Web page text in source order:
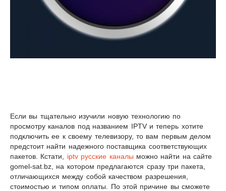
Если вы тщательно изучили новую технологию по
просмотру каналов под названием IPTV и теперь хотите
подключить ее к своему телевизору, то вам первым делом
предстоит найти надежного поставщика соответствующих
пакетов. Кстати, iptv русские каналы можно найти на сайте
gomel-sat.bz, на котором предлагаются сразу три пакета,
отличающихся между собой качеством разрешения,
стоимостью и типом оплаты. По этой причине вы сможете